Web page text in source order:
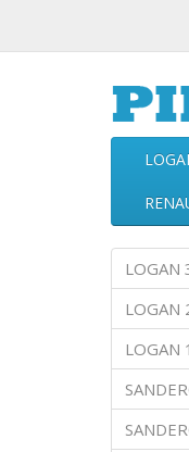
LOGAN
LOGAN
LOGAN 1